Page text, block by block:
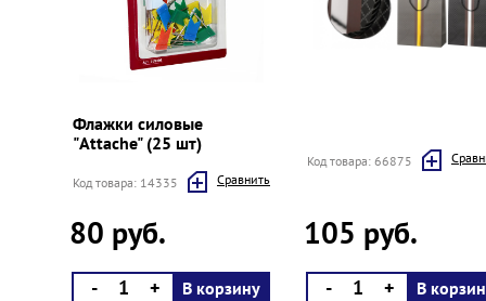
Флажки силовые
"Attache" (25 шт)
Код товара: 14335 Cравнить
80 руб.
- + В корзину
Код товара: 66875
105 руб.
- + В